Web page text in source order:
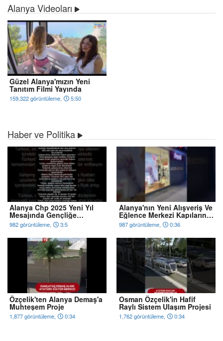
Alanya Videoları
Güzel Alanya'mızın Yeni
Tanıtım Filmi Yayında
159,322 görüntüleme, 5:50
Haber ve Politika
Alanya Chp 2025 Yeni Yıl
Mesajında Gençliğe
Hitabe'ye Atıfta Bulundu
982 görüntüleme, 3:5
Alanya'nın Yeni Alışveriş Ve
Eğlence Merkezi Kapılarını
Açıyor
987 görüntüleme, 0:36
Özçelik'ten Alanya Demaş'a
Muhteşem Proje
1,877 görüntüleme, 0:34
Osman Özçelik'in Hafif
Raylı Sistem Ulaşım Projesi
1,762 görüntüleme, 0:34